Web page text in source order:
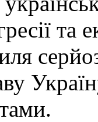
та